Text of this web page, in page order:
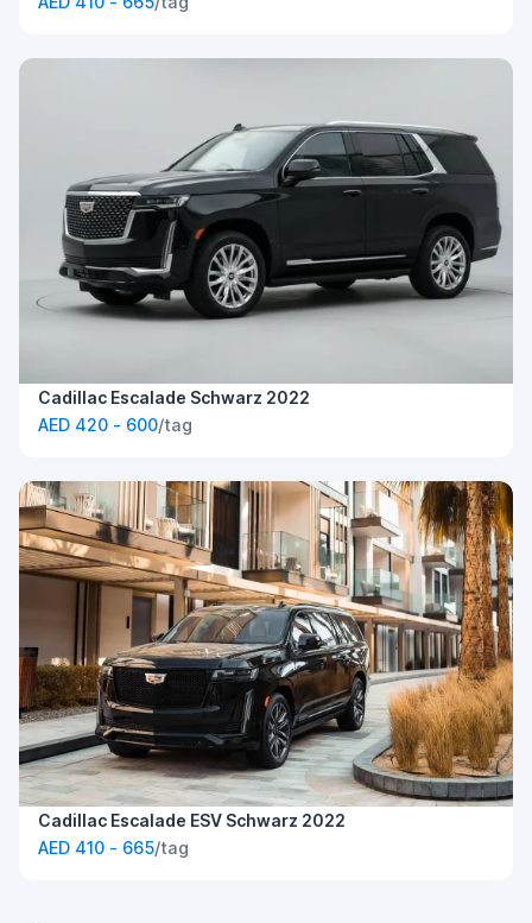
Cadillac Escalade Schwarz 2022
AED 420 - 600/tag
Cadillac Escalade ESV Schwarz 2022
AED 410 - 665/tag